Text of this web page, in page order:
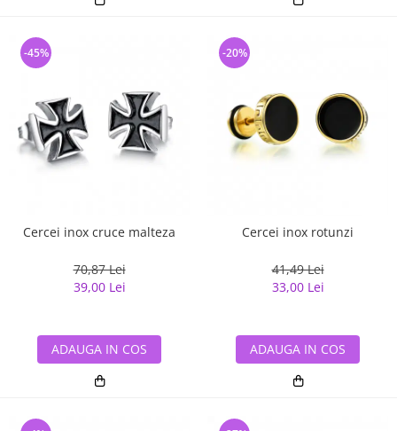
Cercei inox cruce malteza
70,87 Lei
39,00 Lei
-45%
ADAUGA IN COS
Cercei inox rotunzi
41,49 Lei
33,00 Lei
-20%
ADAUGA IN COS